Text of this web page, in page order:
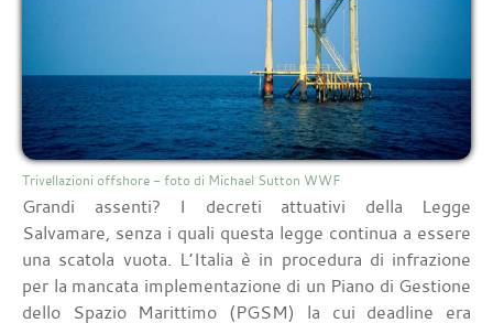
Trivellazioni offshore - foto di Michael Sutton WWF
Grandi assenti? I decreti attuativi della Legge
Salvamare, senza i quali questa legge continua a essere
una scatola vuota. L’Italia è in procedura di infrazione
per la mancata implementazione di un Piano di Gestione
dello Spazio Marittimo (PGSM) la cui deadline era